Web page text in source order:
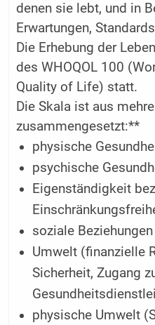
denen sie lebt, und in
Erwartungen,
Die Erhebung der
des WHOQOL 100
Quality of Life) statt.
Die Skala ist aus
zusammengesetzt:**
physische
psychische
Eigenständigkeit
soziale Beziehungen
Umwelt (finanzielle
Sicherheit, Zugang
physische Umwelt